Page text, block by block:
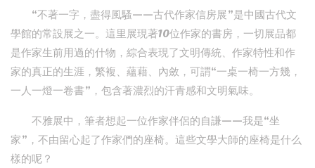
“不著一字，盡得風騷——古代作家信房展”是中國古代文
學館的常設展之一。這里展現著10位作家的書房，一切展品都
是作家生前用過的什物，綜合表現了文明傳統、作家特性和作
家的真正的生涯，繁複、蘊藉、內斂，可謂“一桌一椅一方幾，
一人一燈一卷書”，包含著濃烈的汗青感和文明氣味。
不雅展中，筆者想起一位作家伴侶的自謙——我是“坐
家”，不由留心起了作家們的座椅。這些文學大師的座椅是什么
樣的呢？